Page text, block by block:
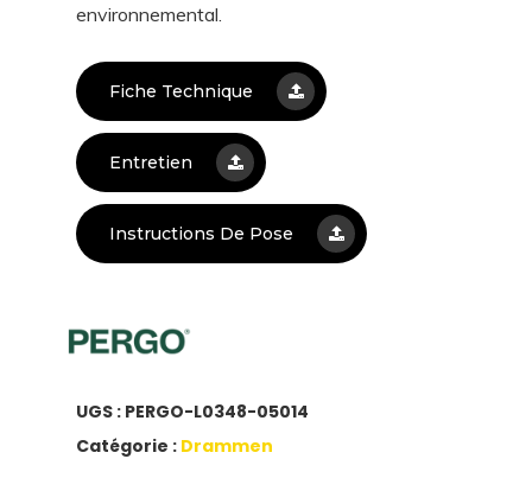
environnemental.
Fiche Technique
Entretien
Instructions De Pose
UGS : PERGO-L0348-05014
Catégorie : Drammen